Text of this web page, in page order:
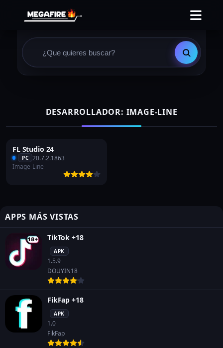
DESARROLLADOR: IMAGE-LINE
FL Studio 24
PC 20.7.2.1863
Image-Line
APPS MÁS VISTAS
TikTok +18
APK
1.5.9
DOUYIN18
FikFap +18
APK
1.0
FikFap